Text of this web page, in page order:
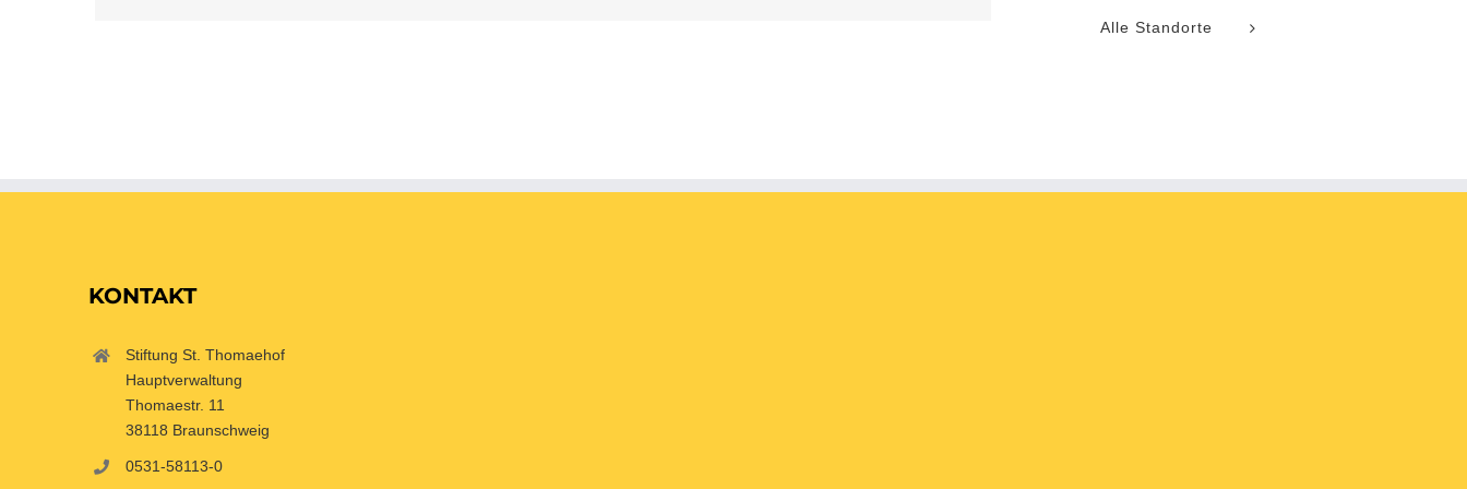
Alle Standorte
KONTAKT
Stiftung St. Thomaehof
Hauptverwaltung
Thomaestr. 11
38118 Braunschweig
0531-58113-0